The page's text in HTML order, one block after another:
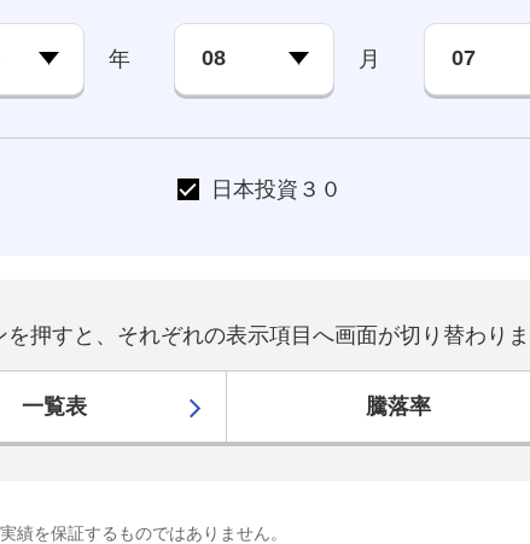
年 月
日本投資３０
押すと、それぞれの表示項目へ画面が切り替わりま
一覧表 騰落率
績を保証するものではありません。